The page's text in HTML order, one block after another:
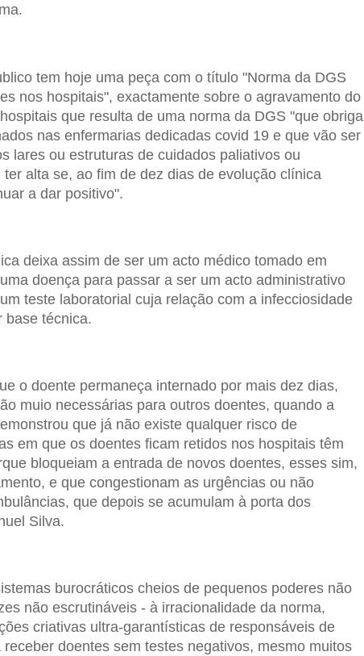
tem hoje uma peça com o título "Norma da DGS
nos hospitais", exactamente sobre o agravamento do
que resulta de uma norma da DGS "que obriga
nas enfermarias dedicadas covid 19 e que vão ser
lares ou estruturas de cuidados paliativos ou
alta se, ao fim de dez dias de evolução clínica
a dar positivo".
deixa assim de ser um acto médico tomado em
doença para passar a ser um acto administrativo
teste laboratorial cuja relação com a infecciosidade
base técnica.
o doente permaneça internado por mais dez dias,
muio necessárias para outros doentes, quando a
que já não existe qualquer risco de
em que os doentes ficam retidos nos hospitais têm
bloqueiam a entrada de novos doentes, esses sim,
e que congestionam as urgências ou não
que depois se acumulam à porta dos
Silva.
burocráticos cheios de pequenos poderes não
não escrutináveis - à irracionalidade da norma,
criativas ultra-garantísticas de responsáveis de
receber doentes sem testes negativos, mesmo muitos